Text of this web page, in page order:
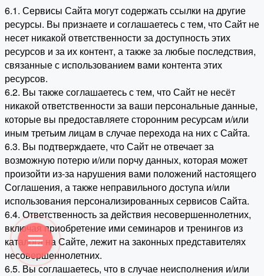
6.1. Сервисы Сайта могут содержать ссылки на другие
ресурсы. Вы признаете и соглашаетесь с тем, что Сайт не
несет никакой ответственности за доступность этих
ресурсов и за их контент, а также за любые последствия,
связанные с использованием вами контента этих
ресурсов.
6.2. Вы также соглашаетесь с тем, что Сайт не несёт
никакой ответственности за ваши персональные данные,
которые вы предоставляете сторонним ресурсам и/или
иным третьим лицам в случае перехода на них с Сайта.
6.3. Вы подтверждаете, что Сайт не отвечает за
возможную потерю и/или порчу данных, которая может
произойти из-за нарушения вами положений настоящего
Соглашения, а также неправильного доступа и/или
использования персонализированных сервисов Сайта.
6.4. Ответственность за действия несовершеннолетних,
включая приобретение ими семинаров и тренингов из
каталога на Сайте, лежит на законных представителях
несовершеннолетних.
6.5. Вы соглашаетесь, что в случае неисполнения и/или